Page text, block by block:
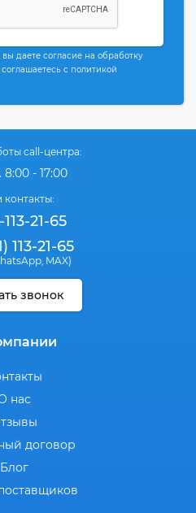
даете согласие на обработку
с политикой
call-центра:
- 17:00
21-65
113-21-65
, MAX)
звонок
нас
договор
Блог